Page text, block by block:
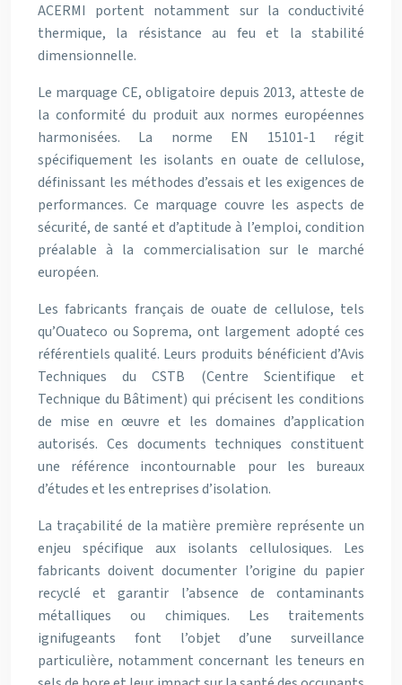
ACERMI portent notamment sur la conductivité
thermique, la résistance au feu et la stabilité
dimensionnelle.
Le marquage CE, obligatoire depuis 2013, atteste de
la conformité du produit aux normes européennes
harmonisées. La norme EN 15101-1 régit
spécifiquement les isolants en ouate de cellulose,
définissant les méthodes d’essais et les exigences de
performances. Ce marquage couvre les aspects de
sécurité, de santé et d’aptitude à l’emploi, condition
préalable à la commercialisation sur le marché
européen.
Les fabricants français de ouate de cellulose, tels
qu’Ouateco ou Soprema, ont largement adopté ces
référentiels qualité. Leurs produits bénéficient d’Avis
Techniques du CSTB (Centre Scientifique et
Technique du Bâtiment) qui précisent les conditions
de mise en œuvre et les domaines d’application
autorisés. Ces documents techniques constituent
une référence incontournable pour les bureaux
d’études et les entreprises d’isolation.
La traçabilité de la matière première représente un
enjeu spécifique aux isolants cellulosiques. Les
fabricants doivent documenter l’origine du papier
recyclé et garantir l’absence de contaminants
métalliques ou chimiques. Les traitements
ignifugeants font l’objet d’une surveillance
particulière, notamment concernant les teneurs en